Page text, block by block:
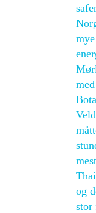
og
stor